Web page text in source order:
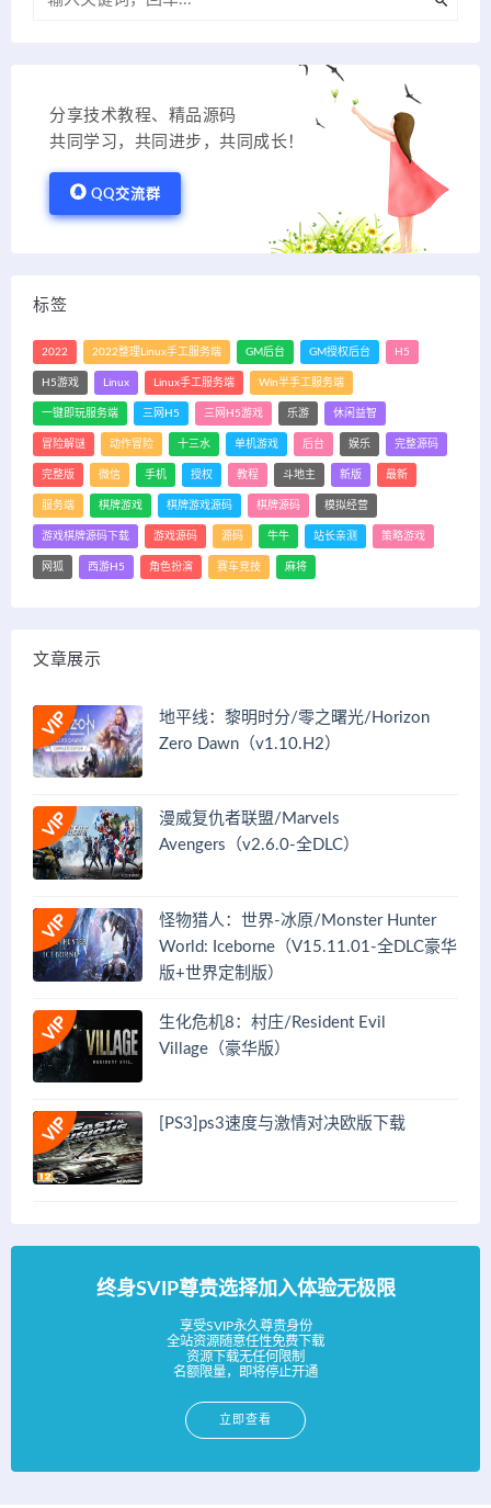
分享技术教程、精品源码
共同学习，共同进步，共同成长！
QQ交流群
标签
2022 2022整理Linux手工服务端 GM后台 GM授权后台 H5
H5游戏 Linux Linux手工服务端 Win半手工服务端
一键即玩服务端 三网H5 三网H5游戏 乐游 休闲益智
冒险解谜 动作冒险 十三水 单机游戏 后台 娱乐 完整源码
完整版 微信 手机 授权 教程 斗地主 新版 最新
服务端 棋牌游戏 棋牌游戏源码 棋牌源码 模拟经营
游戏棋牌源码下载 游戏源码 源码 牛牛 站长亲测 策略游戏
网狐 西游H5 角色扮演 赛车竞技 麻将
文章展示
地平线：黎明时分/零之曙光/Horizon
Zero Dawn（v1.10.H2）
漫威复仇者联盟/Marvels
Avengers（v2.6.0-全DLC）
怪物猎人：世界-冰原/Monster Hunter
World: Iceborne（V15.11.01-全DLC豪华
版+世界定制版）
生化危机8：村庄/Resident Evil
Village（豪华版）
[PS3]ps3速度与激情对决欧版下载
终身SVIP尊贵选择加入体验无极限
享受SVIP永久尊贵身份
全站资源随意任性免费下载
资源下载无任何限制
名额限量，即将停止开通
立即查看